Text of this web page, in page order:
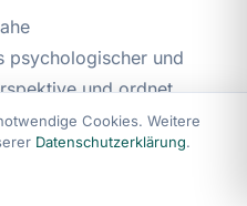
psychologischer und
und ordnet
zur
Rückfallprävention)
Cookies. Weitere
Datenschutzerklärung.